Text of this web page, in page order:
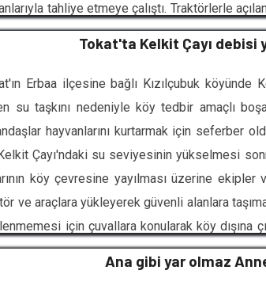
tahliye etmeye çalıştı. Traktörlerle
çaba harcandı. Dron görüntülerinde geniş
Tokat'ta Kelkit Çayı
Erbaa ilçesine bağlı Kızılçubuk
su taşkını nedeniyle köy tedbir amaçlı
hayvanlarını kurtarmak için seferber
Çayı'ndaki su seviyesinin yükselmesi
köy çevresine yayılması üzerine ekipler
ve araçlara yükleyerek güvenli alanlara
için çuvallara konularak köy dışına
yapılırken, vatandaşlar gece
Ana gibi yar olmaz